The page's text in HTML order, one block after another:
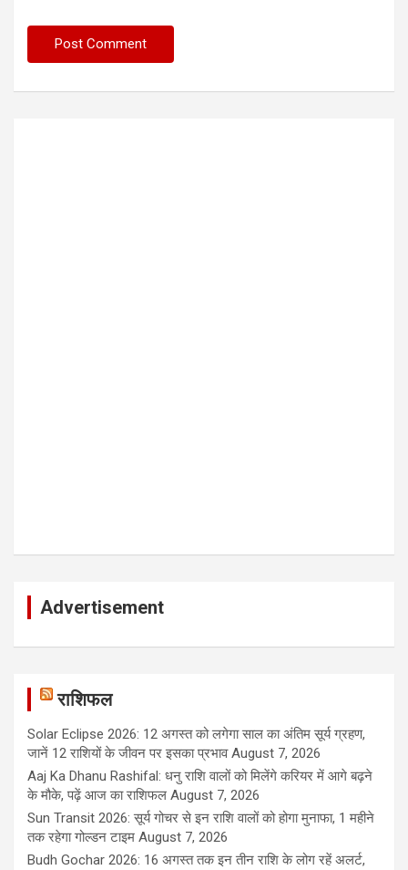
Advertisement
राशिफल
Solar Eclipse 2026: 12 अगस्त को लगेगा साल का अंतिम सूर्य ग्रहण,
जानें 12 राशियों के जीवन पर इसका प्रभाव August 7, 2026
Aaj Ka Dhanu Rashifal: धनु राशि वालों को मिलेंगे करियर में आगे बढ़ने
के मौके, पढ़ें आज का राशिफल August 7, 2026
Sun Transit 2026: सूर्य गोचर से इन राशि वालों को होगा मुनाफा, 1 महीने
तक रहेगा गोल्डन टाइम August 7, 2026
Budh Gochar 2026: 16 अगस्त तक इन तीन राशि के लोग रहें अलर्ट,